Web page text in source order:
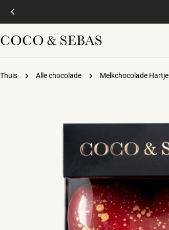
Thuis Alle chocolade Melkchocolade Hartje
productinformatie